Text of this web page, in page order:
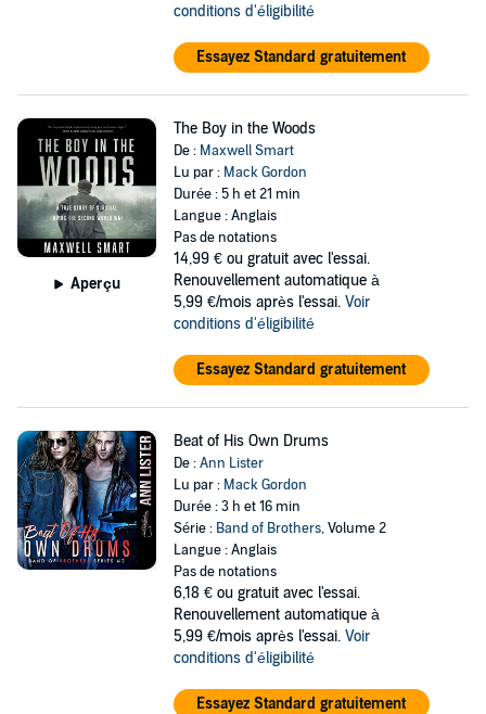
conditions d'éligibilité
Essayez Standard gratuitement
Aperçu
The Boy in the Woods
De : Maxwell Smart
Lu par : Mack Gordon
Durée : 5 h et 21 min
Langue : Anglais
Pas de notations
14,99 € ou gratuit avec l'essai.
Renouvellement automatique à
5,99 €/mois après l'essai. Voir
conditions d'éligibilité
Essayez Standard gratuitement
Beat of His Own Drums
De :Ann Lister
Lu par : Mack Gordon
Durée : 3 h et 16 min
Série : Band of Brothers, Volume 2
Langue : Anglais
Pas de notations
6,18 € ou gratuit avec l'essai.
Renouvellement automatique à
5,99 €/mois après l'essai. Voir
conditions d'éligibilité
Essayez Standard gratuitement